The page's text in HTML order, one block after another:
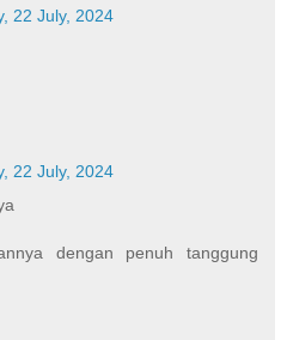
22 July, 2024
22 July, 2024
dengan penuh tanggung